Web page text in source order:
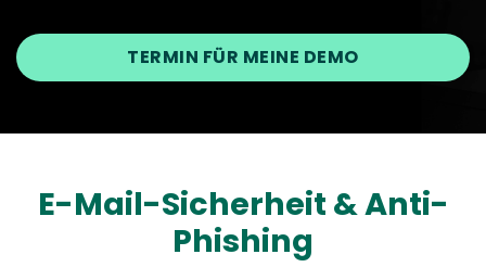
TERMIN FÜR MEINE DEMO
E-Mail-Sicherheit & Anti-
Phishing